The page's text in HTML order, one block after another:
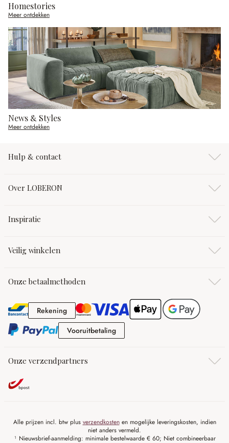
Homestories
Meer ontdekken
News & Styles
Meer ontdekken
Hulp & contact
Over LOBERON
Inspiratie
Veilig winkelen
Onze betaalmethoden
RekeningRekening
VooruitbetalingVooruitbetaling
Onze verzendpartners
Alle prijzen incl. btw plus verzendkostenen mogelijke leveringskosten, indien
niet anders vermeld.
¹ Nieuwsbrief-aanmelding: minimale bestelwaarde € 60; Niet combineerbaar